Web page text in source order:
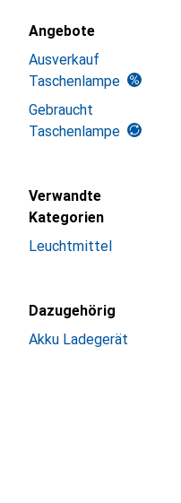
Angebote
Ausverkauf
Taschenlampe
Gebraucht
Taschenlampe
Verwandte
Kategorien
Leuchtmittel
Dazugehörig
Akku Ladegerät